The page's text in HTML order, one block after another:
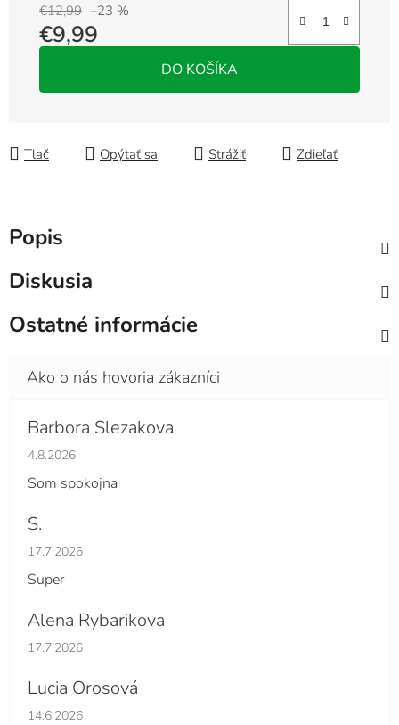
€12,99 –23 %
€9,99
DO KOŠÍKA
Tlač Opýtať sa Strážiť Zdieľať
Popis
Diskusia
Ostatné informácie
Barbora Slezakova
Hodnotenie obchodu je 5 z 5 hviezdičiek.
4.8.2026
Som spokojna
S.
Hodnotenie obchodu je 5 z 5 hviezdičiek.
17.7.2026
Super
Alena Rybarikova
Hodnotenie obchodu je 5 z 5 hviezdičiek.
17.7.2026
Lucia Orosová
Hodnotenie obchodu je 5 z 5 hviezdičiek.
14.6.2026